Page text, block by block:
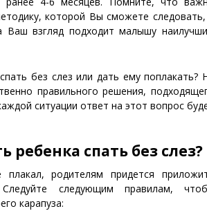
которой Вы сможете
Ваш взгляд подходит малышу
без слез или дать ему поплакать?
правильного решения,
ситуации ответ на этот вопрос
ребенка спать без слез?
родителям придется
следующим правилам,
карапуза: